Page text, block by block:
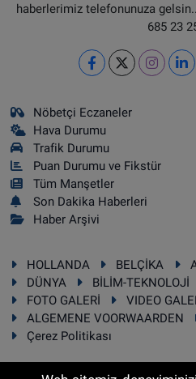
haberlerimiz telefonunuza
685 23
Nöbetçi Eczaneler
Hava Durumu
Trafik Durumu
Puan Durumu ve Fikstür
Tüm Manşetler
Son Dakika Haberleri
Haber Arşivi
HOLLANDA BELÇİKA
DÜNYA
BİLİM-TEKNOLOJİ
FOTO GALERİ
VIDEO
ALGEMENE VOORWAARDEN
Çerez Politikası